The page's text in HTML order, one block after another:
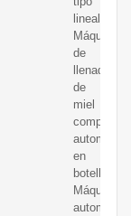
lineal;
Máquina
de
llenado
de
miel
automática
en
botellas;
Máquina
automática